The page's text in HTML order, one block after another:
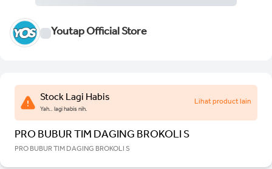
Youtap Official Store
Stock Lagi Habis
Yah.. lagi habis nih.
Lihat product lain
PRO BUBUR TIM DAGING BROKOLI S
PRO BUBUR TIM DAGING BROKOLI S